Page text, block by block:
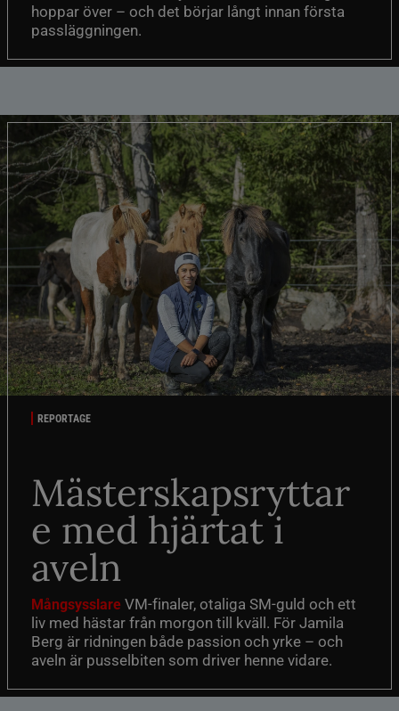
hoppar över – och det börjar långt innan första
passläggningen.
REPORTAGE
Mästerskapsryttar
e med hjärtat i
aveln
Mångsysslare VM-finaler, otaliga SM-guld och ett
liv med hästar från morgon till kväll. För Jamila
Berg är ridningen både passion och yrke – och
aveln är pusselbiten som driver henne vidare.